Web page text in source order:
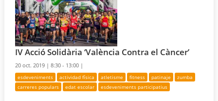
IV Acció Solidària ‘València Contra el Càncer’
20 oct. 2019 |8:30 - 13:00 |
esdeveniments actividad física atletisme fitness patinaje
zumba
carreres populars
edat escolar esdeveniments participatius